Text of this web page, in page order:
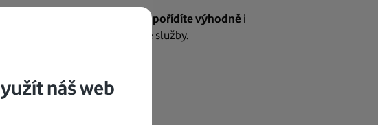
K pevnému internetupořídíte výhodněi
další naše služby.
náš web